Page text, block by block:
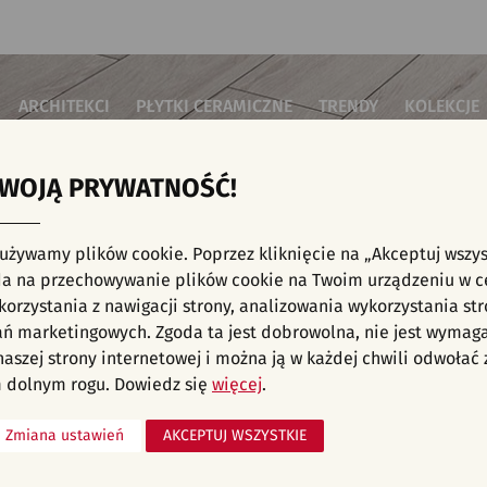
ARCHITEKCI PŁYTKI CERAMICZNE TRENDY KOLEKCJE
do sypialni
kuchenne
łazienkowe
na schody
na taras
komercyjne
Płytki ścienne
Płytki cegiełki
Płytki drewnopodobne
Płytki heksagonalne
Płytki jodełka
Płytki kamienne
Płytki kolorowe
Płytki
Płytki we
KAFELKI - NOWOŚCI, WNĘTRZA
aranżacji spełniających wybrane filtry. Przejdź do pełnejoferty
PRYWATNOŚĆ!
plików cookie. Poprzez kliknięcie na „Akceptuj
na przechowywanie plików cookie na Twoim urządzeniu w
z nawigacji strony, analizowania wykorzystania
marketingowych. Zgoda ta jest dobrowolna, nie jest
strony internetowej i można ją w każdej chwili odwołać
dolnym rogu. Dowiedz się więcej.
Zmiana ustawień AKCEPTUJ WSZYSTKIE